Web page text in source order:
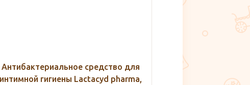
Махровое полотенце для душа в
роддом 50х90 см, 1 шт.
интимной гигиены